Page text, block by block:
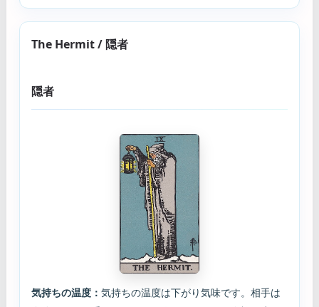
The Hermit / 隠者
隠者
気持ちの温度： 気持ちの温度は下がり気味です。相手は